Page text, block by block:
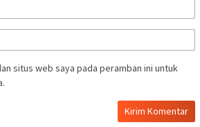
situs web saya pada peramban ini untuk